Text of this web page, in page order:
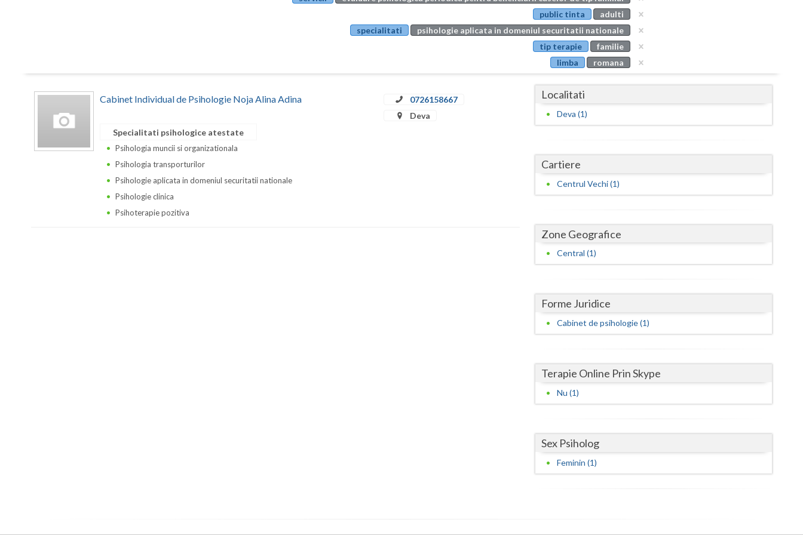
Buzau
Calarasi
Caras-Severin
Covasna
Dolj
Galati
Giurgiu
Gorj
Hunedoara
Ialomita
Ilfov
Salaj
public tinta
adulti
specialitati
psihologie aplicata in domeniul securitatii nationale
tip terapie
familie
limba
romana
Cabinet Individual de Psihologie Noja Alina Adina
0726158667
Deva
Specialitati psihologice atestate
Psihologia muncii si organizationala
Psihologia transporturilor
Psihologie aplicata in domeniul securitatii nationale
Psihologie clinica
Psihoterapie pozitiva
Localitati
Deva (1)
Cartiere
Centrul Vechi (1)
Zone Geografice
Central (1)
Forme Juridice
Cabinet de psihologie (1)
Terapie Online Prin Skype
Nu (1)
Sex Psiholog
Feminin (1)